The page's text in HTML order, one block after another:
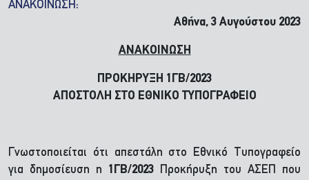
ΑΝΑΚΟΙΝΩΣΗ:
Αθήνα, 3 Αυγούστου 2023
ΑΝΑΚΟΙΝΩΣΗ
ΠΡΟΚΗΡΥΞΗ 1ΓΒ/2023
ΑΠΟΣΤΟΛΗ ΣΤΟ ΕΘΝΙΚΟ ΤΥΠΟΓΡΑΦΕΙΟ
Γνωστοποιείται ότι απεστάλη στο Εθνικό Τυπογραφείο
για δημοσίευση η 1ΓΒ/2023 Προκήρυξη του ΑΣΕΠ που